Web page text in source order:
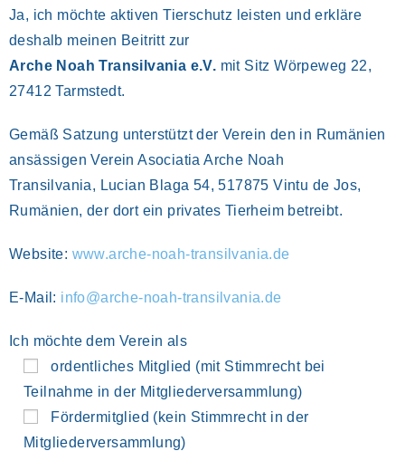
Ja, ich möchte aktiven Tierschutz leisten und erkläre
deshalb meinen Beitritt zur
Arche Noah Transilvania e.V. mit Sitz Wörpeweg 22,
27412 Tarmstedt.
Gemäß Satzung unterstützt der Verein den in Rumänien
ansässigen Verein Asociatia Arche Noah
Transilvania, Lucian Blaga 54, 517875 Vintu de Jos,
Rumänien, der dort ein privates Tierheim betreibt.
Website: www.arche-noah-transilvania.de
E-Mail: info@arche-noah-transilvania.de
Ich möchte dem Verein als
ordentliches Mitglied (mit Stimmrecht bei
Teilnahme in der Mitgliederversammlung)
Fördermitglied (kein Stimmrecht in der
Mitgliederversammlung)